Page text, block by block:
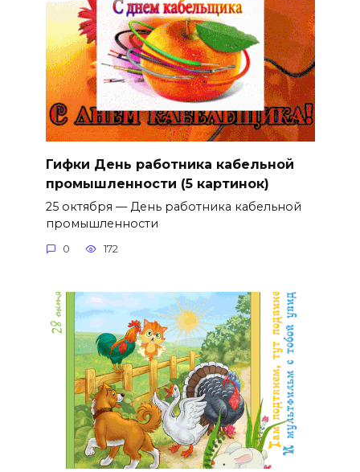
Гифки День работника кабельной
промышленности (5 картинок)
25 октября — День работника кабельной
промышленности
0 172